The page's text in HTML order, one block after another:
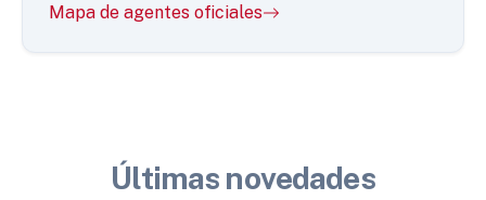
Mapa de agentes oficiales
Últimas novedades